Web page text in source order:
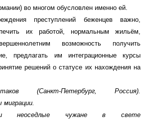
во многом обусловлен именно ей.
преступлений беженцев важно,
их работой, нормальным жильём,
возможность получить
предлагать им интеграционные курсы
решений о статусе их нахождения на
(Санкт-Петербург, Россия).
неоседлые чужане в свете